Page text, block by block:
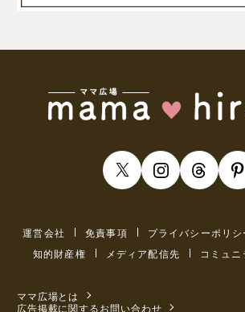
運営会社 免責事項 プライバシーポリシ
知的財産権
メディア配信先 コミュ
ママ広場とは
広告掲載に関するお問い合わせ